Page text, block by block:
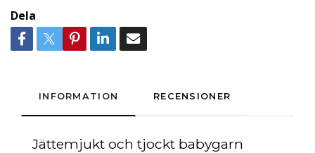
Dela
INFORMATION RECENSIONER
Jättemjukt och tjockt babygarn